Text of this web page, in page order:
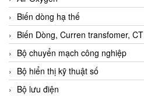
Biến dòng hạ thế
Biến Dòng, Curren transfomer, CT
Bộ chuyển mạch công nghiệp
Bộ hiển thị kỹ thuật số
Bộ lưu điện